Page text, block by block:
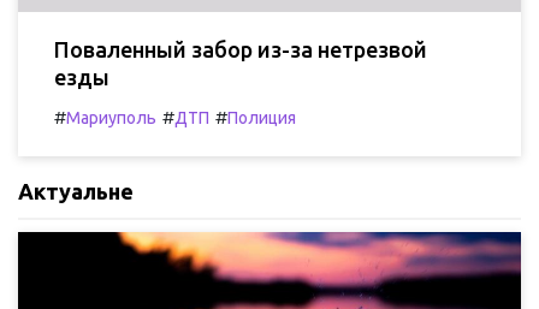
Поваленный забор из-за нетрезвой
езды
#Мариуполь #ДТП #Полиция
Актуальне